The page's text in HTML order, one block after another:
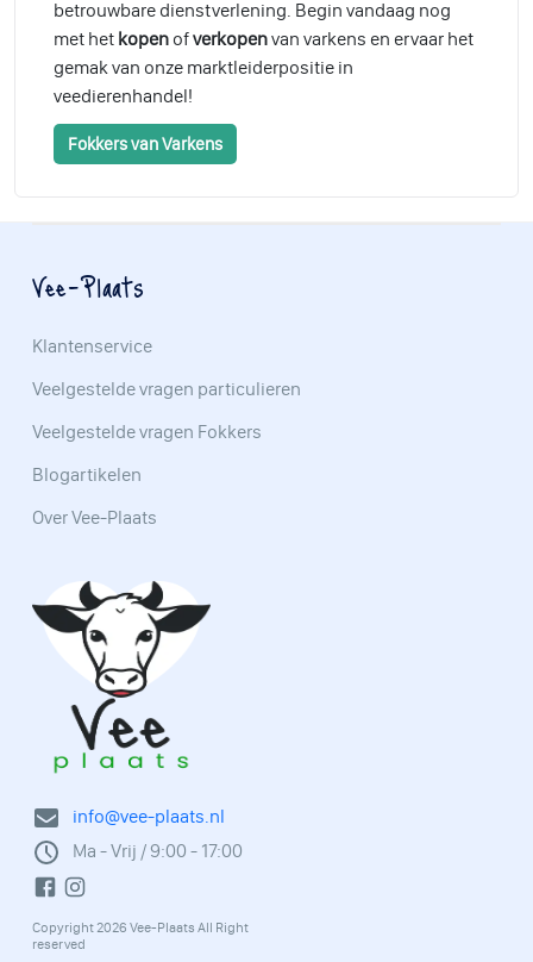
betrouwbare dienstverlening. Begin vandaag nog
met het kopen ofverkopenvan varkens en ervaar het
gemak van onze marktleiderpositie in
veedierenhandel!
Fokkers van Varkens
info@vee-plaats.nl
Ma - Vrij / 9:00 - 17:00
Copyright 2026 Vee-Plaats All Right
reserved
Vee-Plaats
Klantenservice
Veelgestelde vragen particulieren
Veelgestelde vragen Fokkers
Blogartikelen
Over Vee-Plaats